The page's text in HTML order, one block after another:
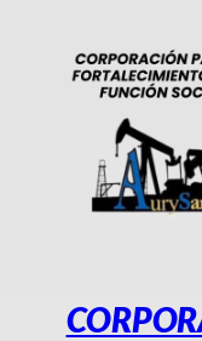
contenido